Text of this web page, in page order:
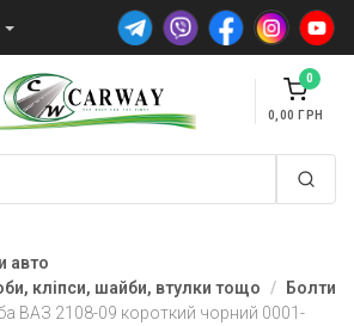
0
0,00
авто
кліпси, шайби, втулки тощо
Болти
ВАЗ 2108-09 короткий чорний 0001-